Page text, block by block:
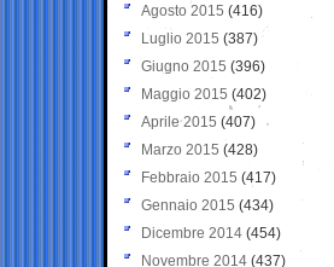
Agosto 2015 (416)
Luglio 2015 (387)
Giugno 2015 (396)
Maggio 2015 (402)
Aprile 2015 (407)
Marzo 2015 (428)
Febbraio 2015 (417)
Gennaio 2015 (434)
Dicembre 2014 (454)
Novembre 2014 (437)